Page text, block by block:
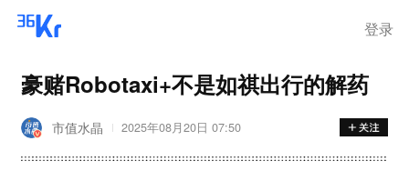
登录
豪赌Robotaxi+不是如祺出行的解药
市值水晶 2025年08月20日 07:50